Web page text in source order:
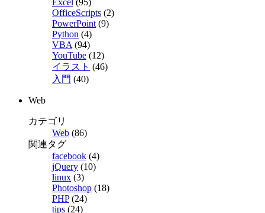
Excel (95)
OfficeScripts (2)
PowerPoint (9)
Python (4)
VBA (94)
YouTube (12)
イラスト (46)
入門 (40)
Web
カテゴリ
Web (86)
関連タグ
facebook (4)
jQuery (10)
linux (3)
Photoshop (18)
PHP(24)
tips (24)